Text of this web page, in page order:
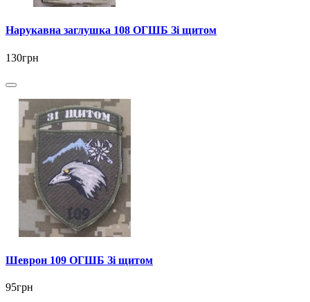
Нарукавна заглушка 108 ОГШБ Зі щитом
130грн
Шеврон 109 ОГШБ Зі щитом
95грн